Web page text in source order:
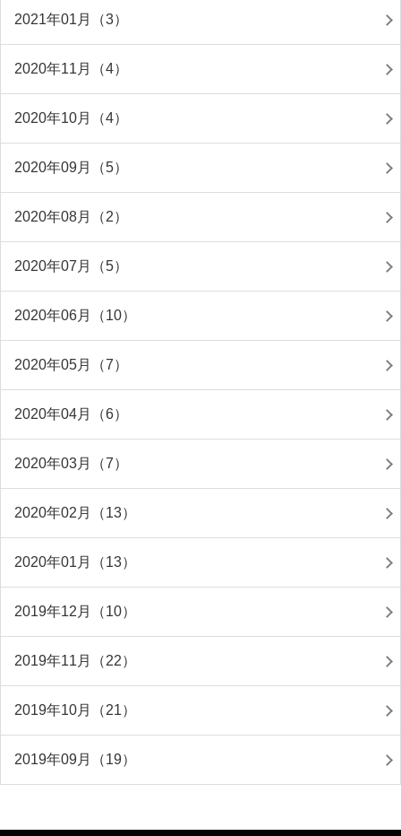
2021年01月（3）
2020年11月（4）
2020年10月（4）
2020年09月（5）
2020年08月（2）
2020年07月（5）
2020年06月（10）
2020年05月（7）
2020年04月（6）
2020年03月（7）
2020年02月（13）
2020年01月（13）
2019年12月（10）
2019年11月（22）
2019年10月（21）
2019年09月（19）